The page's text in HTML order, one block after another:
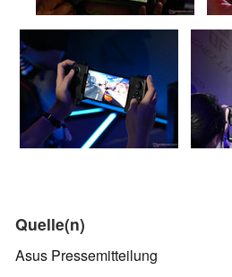
Quelle(n)
Asus Pressemitteilung